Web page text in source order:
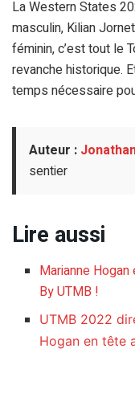
La Western States
masculin, Kilian
féminin, c’est tout le
revanche historique.
temps nécessaire
Auteur :
sentier
Lire aussi
Marianne
By UTMB !
UTMB 2022
Hogan en tête